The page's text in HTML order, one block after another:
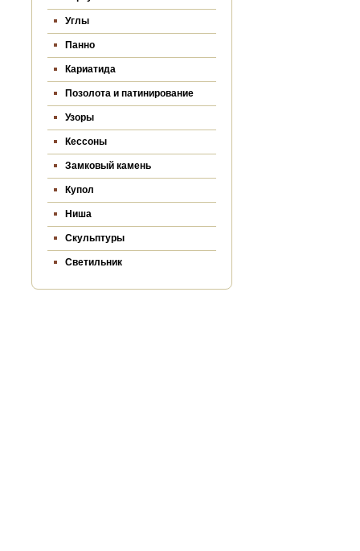
Углы
Панно
Кариатида
Позолота и патинирование
Узоры
Кессоны
Замковый камень
Купол
Ниша
Скульптуры
Светильник